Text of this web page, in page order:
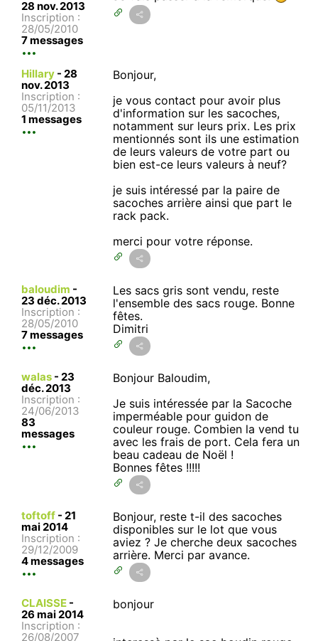
28 nov. 2013
Inscription :
28/05/2010
7 messages
Hillary - 28
nov. 2013
Inscription :
05/11/2013
1 messages
Bonjour,
je vous contact pour avoir plus
d'information sur les sacoches,
notamment sur leurs prix. Les prix
mentionnés sont ils une estimation
de leurs valeurs de votre part ou
bien est-ce leurs valeurs à neuf?
je suis intéressé par la paire de
sacoches arrière ainsi que part le
rack pack.
merci pour votre réponse.
baloudim -
23 déc. 2013
Inscription :
28/05/2010
7 messages
Les sacs gris sont vendu, reste
l'ensemble des sacs rouge. Bonne
fêtes.
Dimitri
walas - 23
déc. 2013
Inscription :
24/06/2013
83
messages
Bonjour Baloudim,
Je suis intéressée par la Sacoche
imperméable pour guidon de
couleur rouge. Combien la vend tu
avec les frais de port. Cela fera un
beau cadeau de Noël !
Bonnes fêtes !!!!!
toftoff - 21
mai 2014
Inscription :
29/12/2009
4 messages
Bonjour, reste t-il des sacoches
disponibles sur le lot que vous
aviez ? Je cherche deux sacoches
arrière. Merci par avance.
CLAISSE -
26 mai 2014
Inscription :
26/08/2007
bonjour